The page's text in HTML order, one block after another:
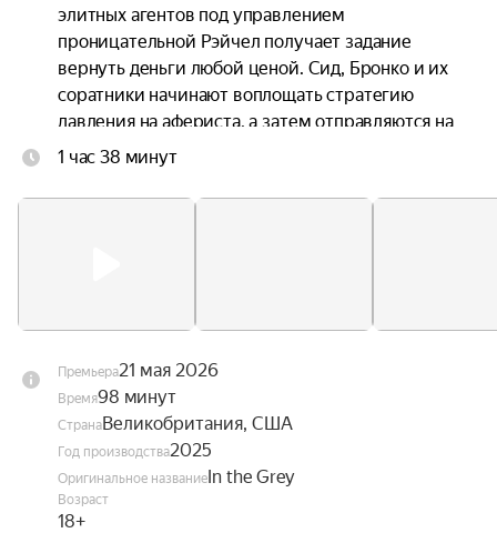
элитных агентов под управлением
проницательной Рэйчел получает задание
вернуть деньги любой ценой. Сид, Бронко и их
соратники начинают воплощать стратегию
давления на афериста, а затем отправляются на
остров Салазара, где проявляют все свои навыки
внезапно ситуация выходит из-под контроля.
1 час 38 минут
Премьера21 мая 2026
Время98 минут
СтранаВеликобритания, США
Год производства2025
Оригинальное названиеIn the Grey
Возраст
18+